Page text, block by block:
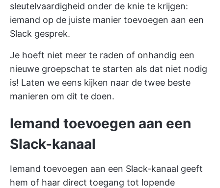
sleutelvaardigheid onder de knie te krijgen:
iemand op de juiste manier toevoegen aan een
Slack gesprek.
Je hoeft niet meer te raden of onhandig een
nieuwe groepschat te starten als dat niet nodig
is! Laten we eens kijken naar de twee beste
manieren om dit te doen.
Iemand toevoegen aan een
Slack-kanaal
Iemand toevoegen aan een Slack-kanaal geeft
hem of haar direct toegang tot lopende